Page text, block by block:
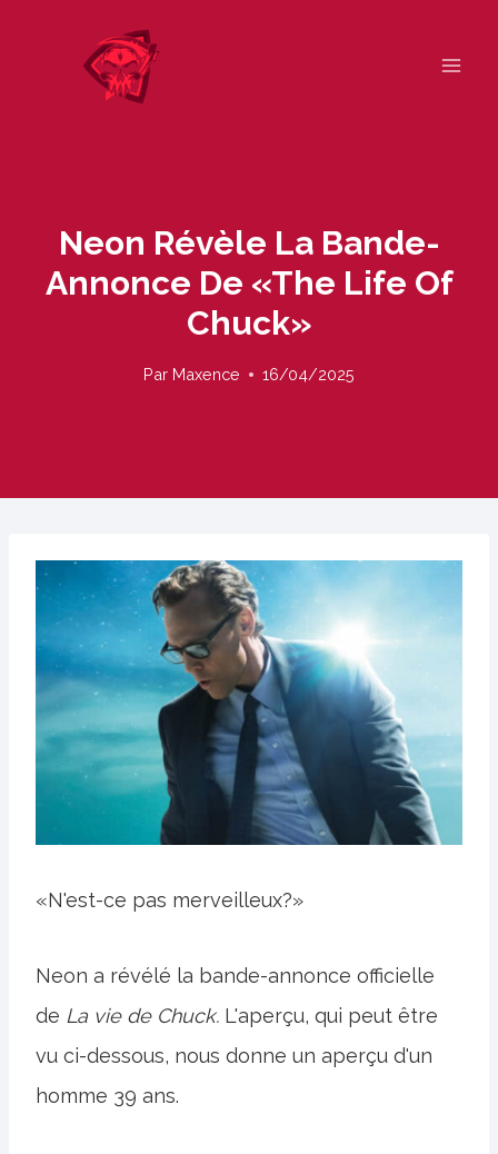
Neon Révèle La Bande-
Annonce De «The Life Of
Chuck»
Par Maxence 16/04/2025
«N'est-ce pas merveilleux?»
Neon a révélé la bande-annonce officielle
de La vie de Chuck. L'aperçu, qui peut être
vu ci-dessous, nous donne un aperçu d'un
homme 39 ans.